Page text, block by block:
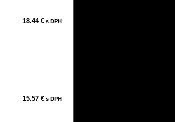
18.44 € s DPH
15.57 € s DPH